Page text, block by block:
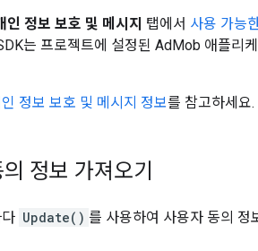
인 정보 보호 및 메시지 탭에서 사용 가능
는 프로젝트에 설정된 AdMob 애플리
정보 보호 및 메시지 정보를 참고하세요.
정보 가져오기
Update() 를 사용하여 사용자 동의 정